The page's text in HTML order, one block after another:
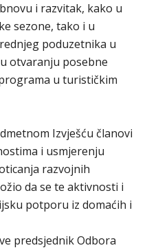
i razvitak, kako u
sezone, tako i u
poduzetnika u
otvaranju posebne
u turističkim
Izvješću članovi
i usmjerenju
razvojnih
da se te aktivnosti i
potporu iz domaćih i
predsjednik Odbora